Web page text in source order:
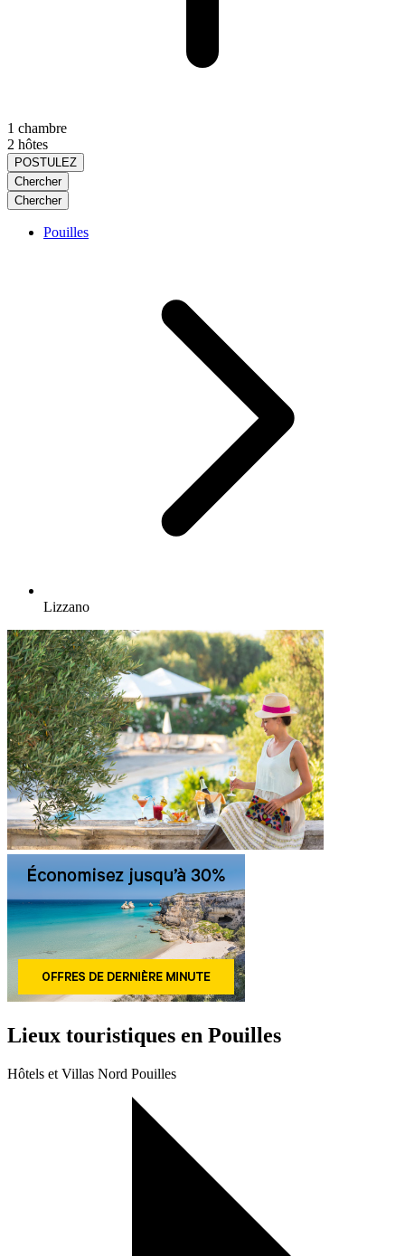
1 chambre
2 hôtes
POSTULEZ
Chercher
Chercher
Pouilles
Lizzano
Lieux touristiques en Pouilles
Hôtels et Villas Nord Pouilles